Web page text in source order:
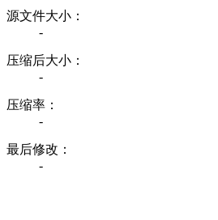
源文件大小：
-
压缩后大小：
-
压缩率：
-
最后修改：
-